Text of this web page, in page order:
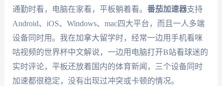
通勤时看，电脑在家看，平板躺着看。 番茄加速器支持
Android、iOS、Windows、mac四大平台，而且一人多端
设备同时用。我在加拿大留学时，经常一边用手机看咪
咕视频的世界杯中文解说，一边用电脑打开B站看球迷的
实时评论，平板还放着国内的体育新闻，三个设备同时
加速都很稳定，没有出现过冲突或卡顿的情况。